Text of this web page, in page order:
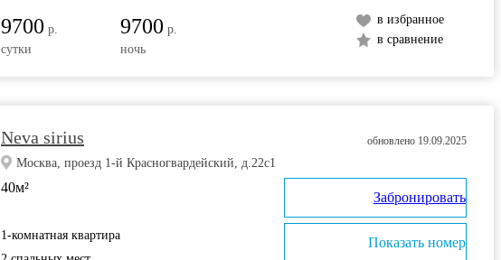
9700 р.
сутки
9700 р.
ночь
в избранное
в сравнение
Neva sirius
Москва, проезд 1-й Красногвардейский, д.22с1
40м²
1-комнатная квартира
обновлено 19.09.2025
Забронировать
Показать номер